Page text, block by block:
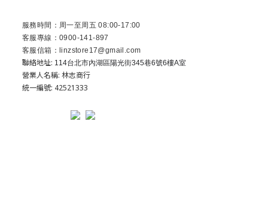
服務時間：周一至周五 08:00-17:00
客服專線：0900-141-897
客服信箱：linzstore17@gmail.com
聯絡地址: 114台北市內湖區陽光街345巷6號6樓A室
營業人名稱: 林志商行
統一編號: 42521333